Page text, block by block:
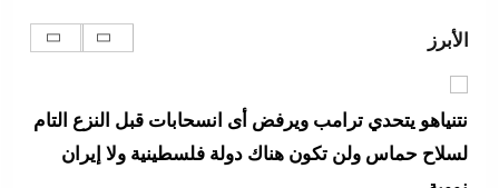
الأبرز
لسلاح حماس ولن تكون هناك دولة فلسطينية ولا إيران